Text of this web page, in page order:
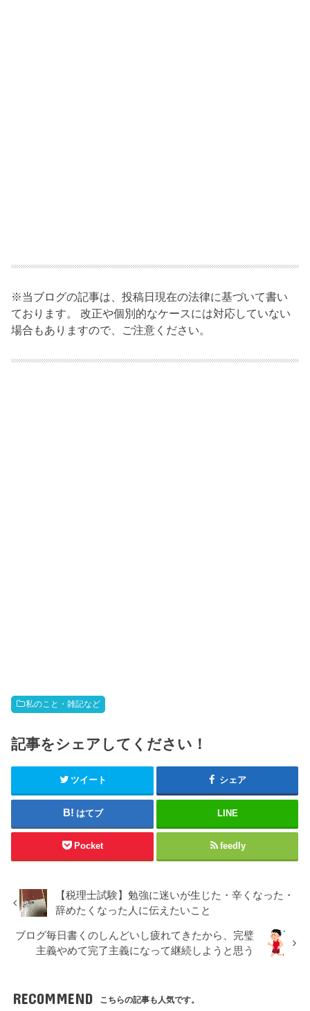
※当ブログの記事は、投稿日現在の法律に基づいて書い
ております。 改正や個別的なケースには対応していない
場合もありますので、ご注意ください。
私のこと・雑記など
記事をシェアしてください！
ツイート シェア
はてブ LINE
Pocket feedly
【税理士試験】勉強に迷いが生じた・辛くなった・
辞めたくなった人に伝えたいこと
ブログ毎日書くのしんどいし疲れてきたから、完璧
主義やめて完了主義になって継続しようと思う
RECOMMEND こちらの記事も人気です。